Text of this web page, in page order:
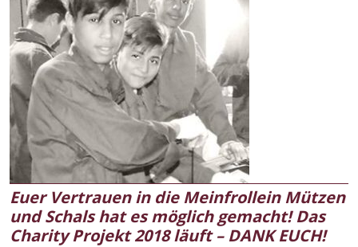
Euer Vertrauen in die Meinfrollein Mützen
und Schals hat es möglich gemacht! Das
Charity Projekt 2018 läuft – DANK EUCH!